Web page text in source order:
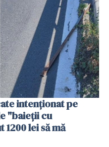
intenționat pe
"baieții cu
lei să mă